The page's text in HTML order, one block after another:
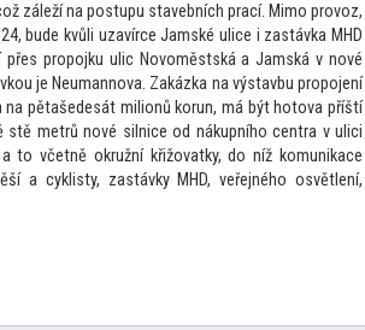
záleží na postupu stavebních prací. Mimo provoz,
bude kvůli uzavírce Jamské ulice i zastávka MHD
propojku ulic Novoměstská a Jamská v nové
je Neumannova. Zakázka na výstavbu propojení
na pětašedesát milionů korun, má být hotova příští
metrů nové silnice od nákupního centra v ulici
ato včetně okružní křižovatky, do níž komunikace
a cyklisty, zastávky MHD, veřejného osvětlení,